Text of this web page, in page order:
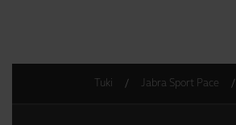
Tuki Jabra Sport Pace